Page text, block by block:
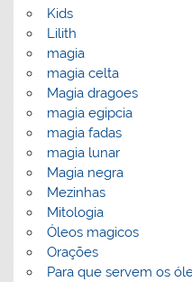
Kids
Lilith
magia
magia celta
Magia dragoes
magia egipcia
magia fadas
magia lunar
Magia negra
Mezinhas
Mitologia
Óleos magicos
Orações
Para que servem os